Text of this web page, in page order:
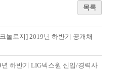
목록
놀로지] 2019년 하반기 공개채
하반기 LIG넥스원 신입/경력사